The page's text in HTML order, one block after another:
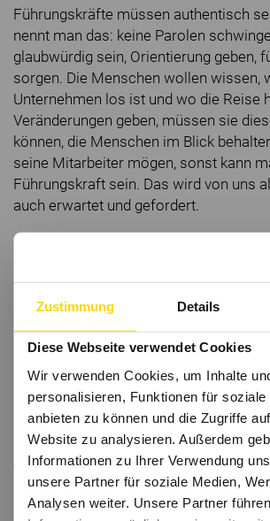
Zustimmung Details
Diese Webseite verwendet Cookies
Wir verwenden Cookies, um Inhalte
personalisieren, Funktionen für soziale
anbieten zu können und die Zugriffe
Website zu analysieren. Außerdem
Informationen zu Ihrer Verwendung
unsere Partner für soziale Medien,
Analysen weiter. Unsere Partner
Führungskräfte müssen authentisch
nennt man das: keine Parolen
glaubwürdig sein, Orientierung geben,
sorgen. Die Menschen wollen wissen,
Unternehmen los ist und wo die Reise
Veränderungen geben, müssen sie
können, die Menschen im Blick
seine Mitarbeiter mögen, sonst kann
Führungskraft sein. Das wird von uns
auch erwartet und gefordert.
Schauen wir nach vorn: Welche
erforderlich, damit Kärcher weiterhin
Ich spreche hier natürlich aus der
Personalchefs und mir sind mehrere
Erstens ist eine Unternehmenskultur
nicht kopieren kann. Im Wettbewerb
Mögliche kopieren, aber nicht die
Und deswegen muss man sich
richtige Unternehmenskultur
ob man seine Unternehmensstrategie
nicht. Jüngere Generationen haben
Erwartungen an Unternehmen: es wird